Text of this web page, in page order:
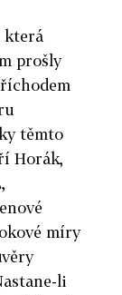
která
prošly
těmto
Horák,
míry
li